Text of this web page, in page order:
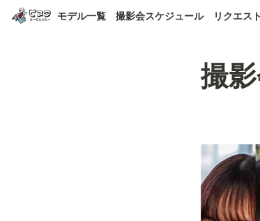
モデル一覧 撮影会スケジュール リクエス
撮